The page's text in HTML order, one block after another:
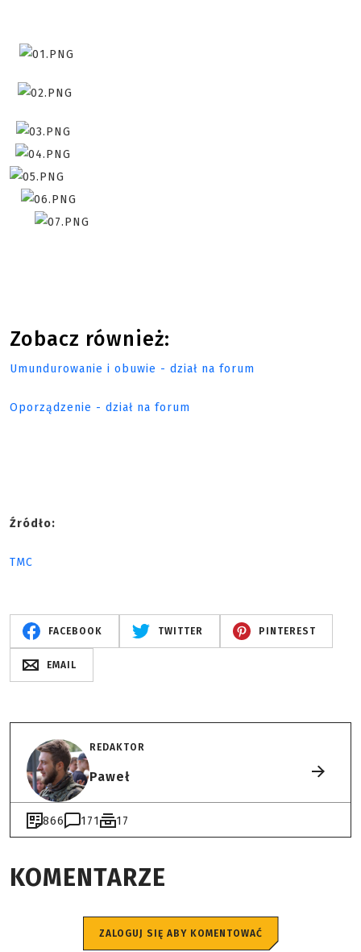
Zobacz również:
Umundurowanie i obuwie - dział na forum
Oporządzenie - dział na forum
Źródło:
TMC
FACEBOOK TWITTER PINTEREST
EMAIL
REDAKTOR
Paweł
866 171 17
KOMENTARZE
ZALOGUJ SIĘ ABY KOMENTOWAĆ